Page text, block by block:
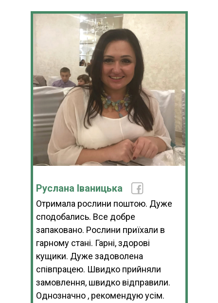
Руслана Іваницька
Отримала рослини поштою. Дуже
сподобались. Все добре
запаковано. Рослини приїхали в
гарному стані. Гарні, здорові
кущики. Дуже задоволена
співпрацею. Швидко прийняли
замовлення, швидко відправили.
Однозначно , рекомендую усім.